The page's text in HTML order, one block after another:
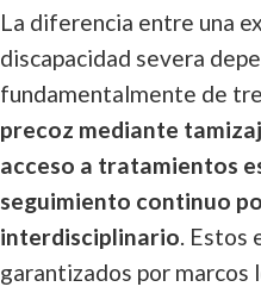
La diferencia entre una
discapacidad severa
fundamentalmente de
precoz mediante
acceso a tratamientos
seguimiento continuo
interdisciplinario. Estos
garantizados por marcos